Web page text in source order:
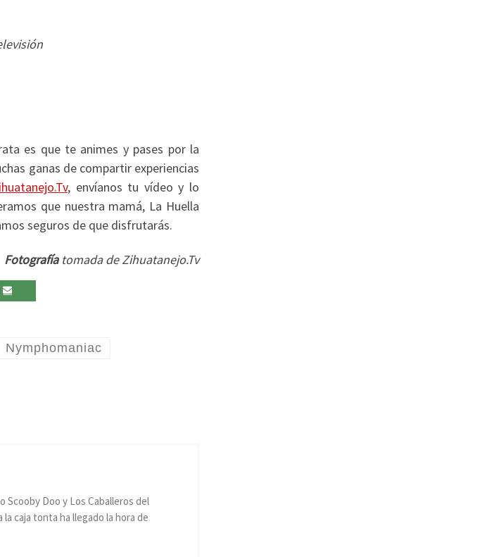
es que te animes y pases por la
ganas de compartir experiencias
, envíanos tu vídeo y lo
que nuestra mamá, La Huella
seguros de que disfrutarás.
Fotografíatomada de Zihuatanejo.Tv
Nymphomaniac
Scooby Doo y Los Caballeros del
caja tonta ha llegado la hora de